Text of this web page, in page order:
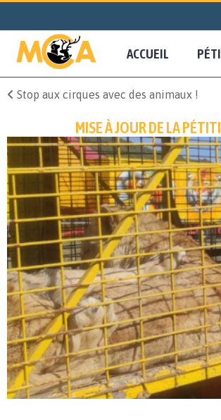
ACCUEIL
Stop aux cirques avec des animaux !
MISE À JOUR DE LA